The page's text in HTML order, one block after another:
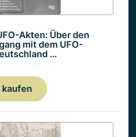
Akten: Über den
mit dem UFO-
…
kaufen